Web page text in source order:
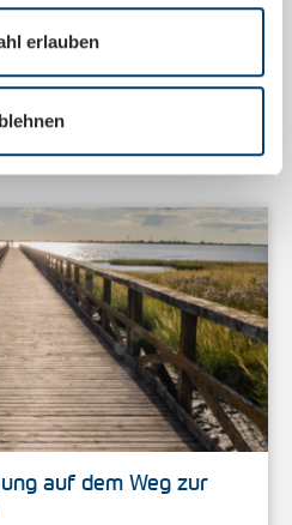
erlauben
sich der Förderverein
Jugendmedizin in der
auf dem Weg zur